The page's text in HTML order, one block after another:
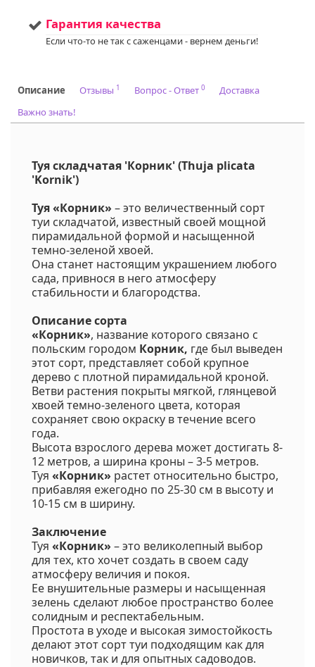
Гарантия качества
Если что-то не так с саженцами - вернем деньги!
Описание Отзывы 1 Вопрос - Ответ 0
Доставка
Важно знать!
Туя складчатая 'Корник' (Thuja plicata
'Kornik')
Туя «Корник» – это величественный сорт
туи складчатой, известный своей мощной
пирамидальной формой и насыщенной
темно-зеленой хвоей.
Она станет настоящим украшением любого
сада, привнося в него атмосферу
стабильности и благородства.
Описание сорта
«Корник», название которого связано с
польским городом Корник, где был выведен
этот сорт, представляет собой крупное
дерево с плотной пирамидальной кроной.
Ветви растения покрыты мягкой, глянцевой
хвоей темно-зеленого цвета, которая
сохраняет свою окраску в течение всего
года.
Высота взрослого дерева может достигать 8-
12 метров, а ширина кроны – 3-5 метров.
Туя «Корник» растет относительно быстро,
прибавляя ежегодно по 25-30 см в высоту и
10-15 см в ширину.
Заключение
Туя «Корник» – это великолепный выбор
для тех, кто хочет создать в своем саду
атмосферу величия и покоя.
Ее внушительные размеры и насыщенная
зелень сделают любое пространство более
солидным и респектабельным.
Простота в уходе и высокая зимостойкость
делают этот сорт туи подходящим как для
новичков, так и для опытных садоводов.